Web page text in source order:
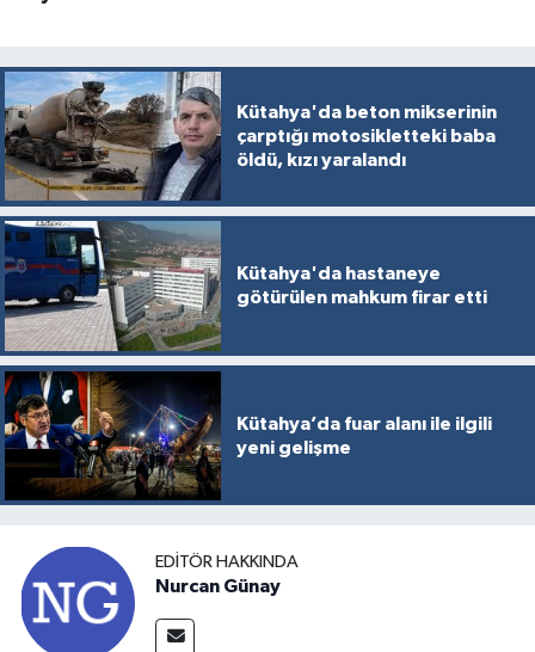
Kütahya'da beton mikserinin
çarptığı motosikletteki baba
öldü, kızı yaralandı
Kütahya'da hastaneye
götürülen mahkum firar etti
Kütahya’da fuar alanı ile ilgili
yeni gelişme
EDITÖR HAKKINDA
Nurcan Günay